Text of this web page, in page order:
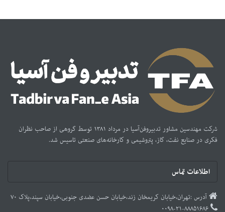
شرکت مهندسین مشاور تدبیر‌و‌فن‌آسیا در مرداد ۱۳۸۱ توسط گروهی از صاحب نظران
فکری در صنایع نفت، گاز، پتروشیمی و کارخانه‌های صنعتی تاسیس شد.
اطلاعات تماس
آدرس :تهران،خیابان کریمخان زند،خیابان حسن عضدی جنوبی،خیابان سپند،پلاک ۷۰